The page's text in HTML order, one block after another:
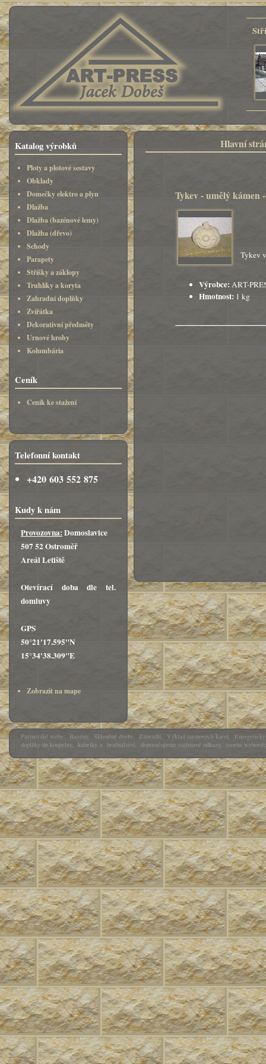
Katalog výrobků
Ploty a plotové sestavy
Obklady
Domečky elektro a plyn
Dlažba
Dlažba (bazénové lemy)
Dlažba (dřevo)
Schody
Parapety
Stříšky a záklopy
Truhlíky a koryta
Zahradní doplňky
Zvířátka
Dekorativní předměty
Urnové hroby
Kolumbária
Ceník
Ceník ke stažení
Telefonní kontakt
+420 603 552 875
Kudy k nám
Provozovna:Domoslavice
507 52 Ostroměř
Areál Letiště
Otevírací doba dle tel.
domluvy
GPS
50°21'17.595"N
15°34'38.309"E
Zobrazit na mape
Hlavní
Tykev - umělý kámen
Tykev
Výrobce:ART-
Hmotnost: 1 kg
Partnerské weby: Bazény, Skleněné dveře, Zábradlí, Výklad tarotových karet,
doplňky do koupelny, kabelky z brašnářství, doporučujeme zajímavé odkazy, tvorba